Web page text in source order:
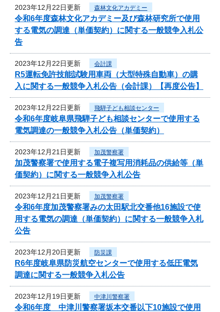
2023年12月22日更新 森林文化アカデミー
令和6年度森林文化アカデミー及び森林研究所で使用
する電気の調達（単価契約）に関する一般競争入札公
告
2023年12月22日更新 会計課
R5運転免許技能試験用車両（大型特殊自動車）の購
入に関する一般競争入札公告（会計課）【再度公告】
2023年12月22日更新 飛騨子ども相談センター
令和6年度岐阜県飛騨子ども相談センターで使用する
電気調達の一般競争入札公告（単価契約）
2023年12月21日更新 加茂警察署
加茂警察署で使用する電子複写用消耗品の供給等（単
価契約）に関する一般競争入札公告
2023年12月21日更新 加茂警察署
令和6年度加茂警察署みの太田駅北交番他16施設で使
用する電気の調達（単価契約）に関する一般競争入札
公告
2023年12月20日更新 防災課
R6年度岐阜県防災航空センターで使用する低圧電気
調達に関する一般競争入札公告
2023年12月19日更新 中津川警察署
令和6年度 中津川警察署坂本交番以下10施設で使用